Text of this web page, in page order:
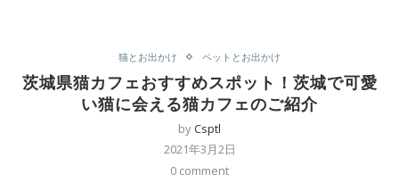
猫とお出かけ ペットとお出かけ
茨城県猫カフェおすすめスポット！茨城で可愛
い猫に会える猫カフェのご紹介
byCsptl
2021年3月2日
0 comment